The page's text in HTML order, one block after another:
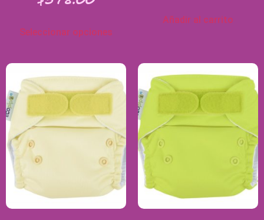
Seleccionar opciones
Añadir al carrito